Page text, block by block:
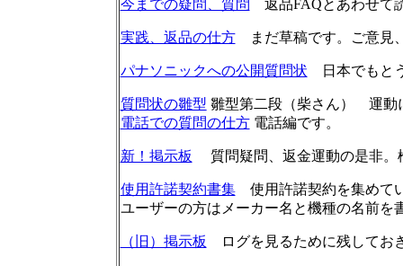
今までの疑問、質問 返品FAQとあわせて
実践、返品の仕方まだ草稿です。ご意見
パナソニックへの公開質問状 日本でもと
質問状の雛型 雛型第二段（柴さん） 運動
電話での質問の仕方電話編です。
新！掲示板 質問疑問、返金運動の是非。
使用許諾契約書集使用許諾契約を集めてい
ユーザーの方はメーカー名と機種の名前を
（旧）掲示板 ログを見るために残してお